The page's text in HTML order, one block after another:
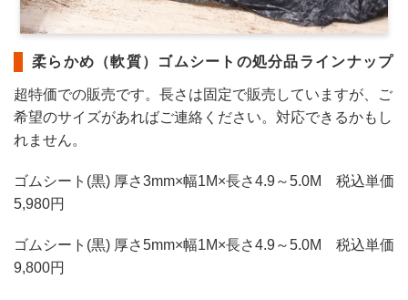
柔らかめ（軟質）ゴムシートの処分品ラインナップ
超特価での販売です。長さは固定で販売していますが、ご
希望のサイズがあればご連絡ください。対応できるかもし
れません。
ゴムシート(黒) 厚さ3mm×幅1M×長さ4.9～5.0M 税込単価
5,980円
ゴムシート(黒) 厚さ5mm×幅1M×長さ4.9～5.0M 税込単価
9,800円